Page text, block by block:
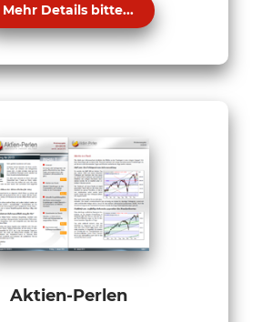
Mehr Details bitte...
Aktien-Perlen